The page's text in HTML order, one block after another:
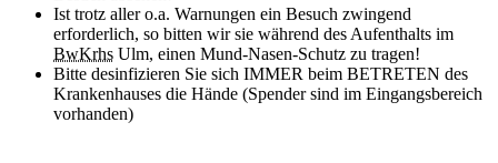
Ist trotz aller o.a. Warnungen ein Besuch zwingend
erforderlich, so bitten wir sie während des Aufenthalts im
BwKrhs Ulm, einen Mund-Nasen-Schutz zu tragen!
Bitte desinfizieren Sie sich IMMER beim BETRETEN des
Krankenhauses die Hände (Spender sind im Eingangsbereich
vorhanden)